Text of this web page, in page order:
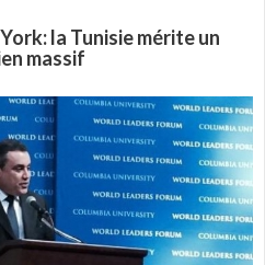
la Tunisie mérite un
massif